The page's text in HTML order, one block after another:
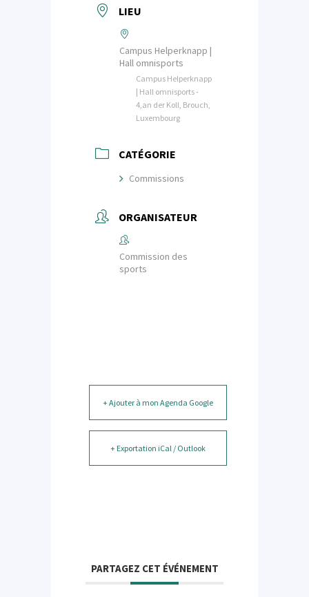
LIEU
Campus Helperknapp |
Hall omnisports
Campus Helperknapp
| Hall omnisports -
4,an der Koll, Brouch,
Luxembourg
CATÉGORIE
Commissions
ORGANISATEUR
Commission des
sports
+ Ajouter à mon Agenda Google
+ Exportation iCal / Outlook
PARTAGEZ CET ÉVÉNEMENT